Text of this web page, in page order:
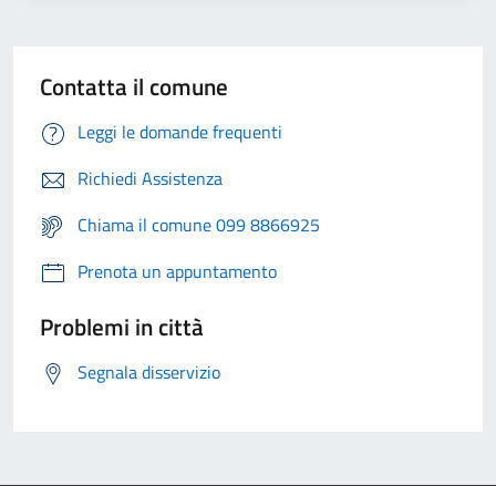
Contatta il comune
Leggi le domande frequenti
Richiedi Assistenza
Chiama il comune 099 8866925
Prenota un appuntamento
Problemi in città
Segnala disservizio